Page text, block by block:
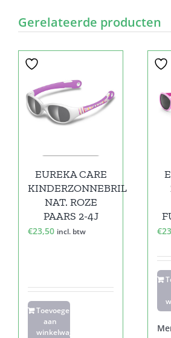
Gerelateerde producten
EUREKA CARE
KINDERZONNEBRIL
NAT. ROZE
PAARS 2-4J
€23,50 incl. btw
Toevoegen
aan
winkelwagen
€